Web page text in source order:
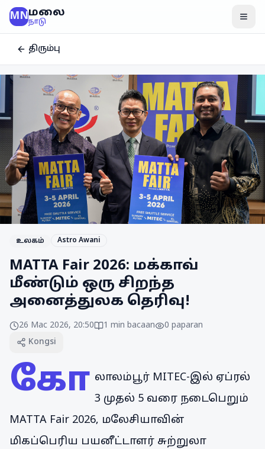
MNமலை
நாடு
திரும்பு
உலகம் Astro Awani
MATTA Fair 2026: மக்காவ்
மீண்டும் ஒரு சிறந்த
அனைத்துலக தெரிவு!
26 Mac 2026, 20:50 1 min bacaan 0 paparan
Kongsi
கோ லாலம்பூர் MITEC-இல் ஏப்ரல்
3 முதல் 5 வரை நடைபெறும்
MATTA Fair 2026, மலேசியாவின்
மிகப்பெரிய பயனீட்டாளர் சுற்றுலா